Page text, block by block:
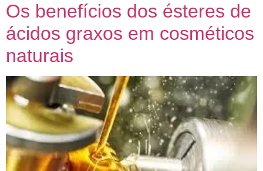
Os benefícios dos ésteres de
ácidos graxos em cosméticos
naturais